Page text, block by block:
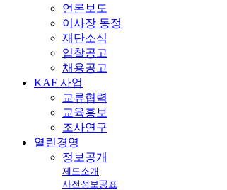
언론보도
이사장 동정
재단소식
입찰공고
채용공고
KAF 사업
교류협력
교육홍보
조사연구
열린경영
정보공개
제도소개
사전정보공표